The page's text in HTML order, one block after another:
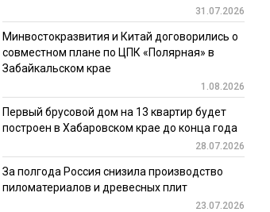
31.07.2026
Минвостокразвития и Китай договорились о
совместном плане по ЦПК «Полярная» в
Забайкальском крае
1.08.2026
Первый брусовой дом на 13 квартир будет
построен в Хабаровском крае до конца года
28.07.2026
За полгода Россия снизила производство
пиломатериалов и древесных плит
23.07.2026